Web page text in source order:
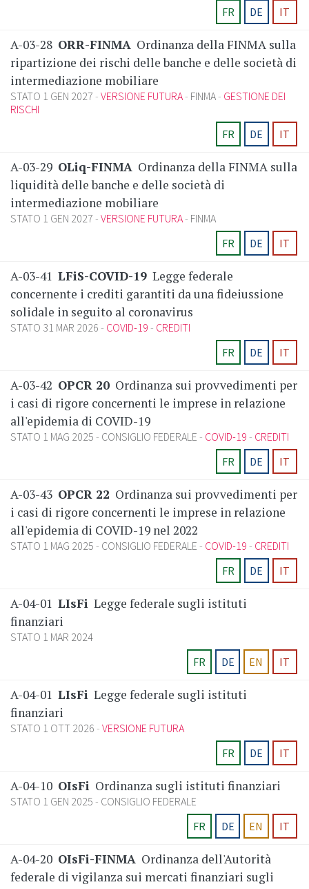
FR
DE IT
A-03-28 ORR-FINMA Ordinanza della FINMA sulla
ripartizione dei rischi delle banche e delle società di
intermediazione mobiliare
STATO 1 GEN 2027 VERSIONE FUTURA FINMA GESTIONE DEI
RISCHI
FR
DE IT
A-03-29 OLiq-FINMA Ordinanza della FINMA sulla
liquidità delle banche e delle società di
intermediazione mobiliare
STATO 1 GEN 2027 VERSIONE FUTURA FINMA
FR
DE IT
A-03-41 LFiS-COVID-19 Legge federale
concernente i crediti garantiti da una fideiussione
solidale in seguito al coronavirus
STATO 31 MAR 2026 COVID-19
CREDITI
FR
DE IT
A-03-42 OPCR 20 Ordinanza sui provvedimenti per
i casi di rigore concernenti le imprese in relazione
all'epidemia di COVID-19
STATO 1 MAG 2025 CONSIGLIO FEDERALE COVID-19
CREDITI
FR
DE IT
A-03-43 OPCR 22 Ordinanza sui provvedimenti per
i casi di rigore concernenti le imprese in relazione
all'epidemia di COVID-19 nel 2022
STATO 1 MAG 2025 CONSIGLIO FEDERALE COVID-19
CREDITI
FR
DE IT
A-04-01 LIsFi Legge federale sugli istituti
finanziari
STATO 1 MAR 2024
FR
DE EN IT
A-04-01 LIsFi Legge federale sugli istituti
finanziari
STATO 1 OTT 2026 VERSIONE FUTURA
FR
DE IT
A-04-10 OIsFi Ordinanza sugli istituti finanziari
STATO 1 GEN 2025
CONSIGLIO FEDERALE
FR
DE EN IT
A-04-20 OIsFi-FINMA Ordinanza dell'Autorità
federale di vigilanza sui mercati finanziari sugli